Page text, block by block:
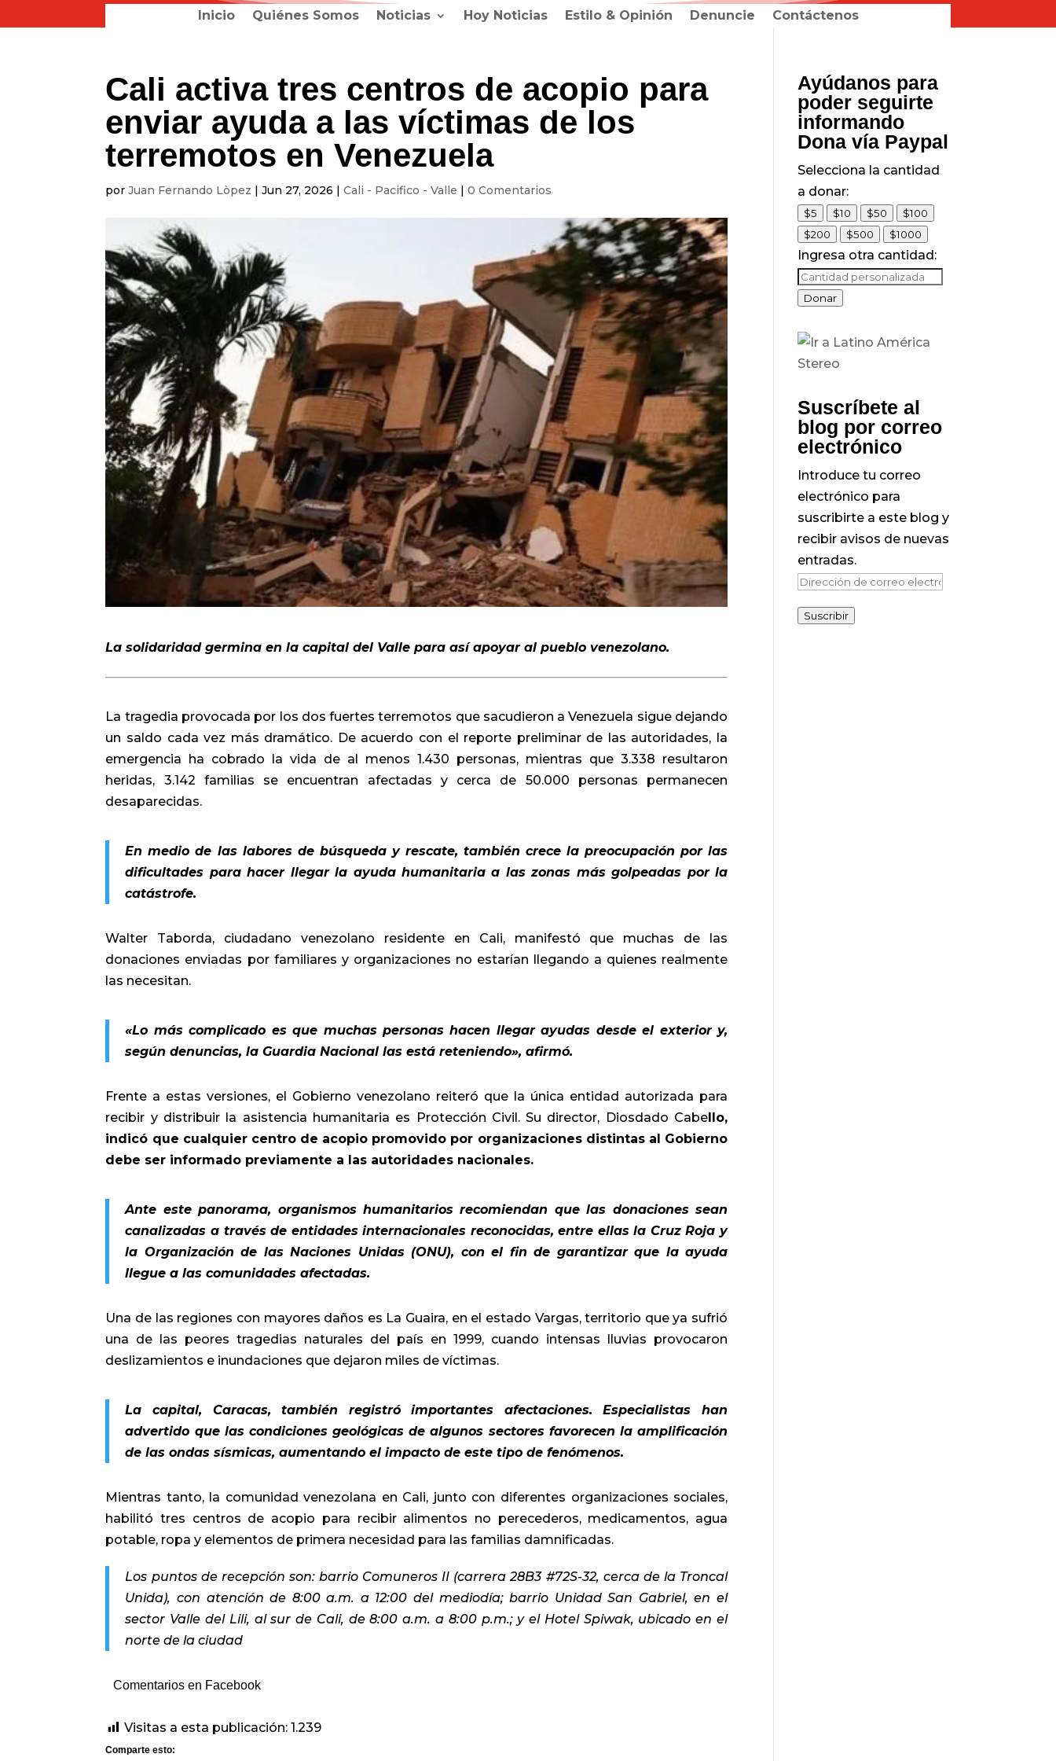
Inicio Quiénes Somos Noticias Hoy Noticias Estilo & Opinión Denuncie Contáctenos
Cali activa tres centros de acopio para
enviar ayuda a las víctimas de los
terremotos en Venezuela
porJuan Fernando Lòpez |Jun 27, 2026 |Cali - Pacifico - Valle |0 Comentarios
La solidaridad germina en la capital del Valle para así apoyar al pueblo venezolano.
La tragedia provocada por los dos fuertes terremotos que sacudieron a Venezuela sigue dejando
un saldo cada vez más dramático. De acuerdo con el reporte preliminar de las autoridades, la
emergencia ha cobrado la vida de al menos 1.430 personas, mientras que 3.338 resultaron
heridas, 3.142 familias se encuentran afectadas y cerca de 50.000 personas permanecen
desaparecidas.
En medio de las labores de búsqueda y rescate, también crece la preocupación por las
dificultades para hacer llegar la ayuda humanitaria a las zonas más golpeadas por la
catástrofe.
Walter Taborda, ciudadano venezolano residente en Cali, manifestó que muchas de las
donaciones enviadas por familiares y organizaciones no estarían llegando a quienes realmente
las necesitan.
«Lo más complicado es que muchas personas hacen llegar ayudas desde el exterior y,
según denuncias, la Guardia Nacional las está reteniendo», afirmó.
Frente a estas versiones, el Gobierno venezolano reiteró que la única entidad autorizada para
recibir y distribuir la asistencia humanitaria es Protección Civil. Su director, Diosdado Cabello,
indicó que cualquier centro de acopio promovido por organizaciones distintas al Gobierno
debe ser informado previamente a las autoridades nacionales.
Ante este panorama, organismos humanitarios recomiendan que las donaciones sean
canalizadas a través de entidades internacionales reconocidas, entre ellas la Cruz Roja y
la Organización de las Naciones Unidas (ONU), con el fin de garantizar que la ayuda
llegue a las comunidades afectadas.
Una de las regiones con mayores daños es La Guaira, en el estado Vargas, territorio que ya sufrió
una de las peores tragedias naturales del país en 1999, cuando intensas lluvias provocaron
deslizamientos e inundaciones que dejaron miles de víctimas.
La capital, Caracas, también registró importantes afectaciones. Especialistas han
advertido que las condiciones geológicas de algunos sectores favorecen la amplificación
de las ondas sísmicas, aumentando el impacto de este tipo de fenómenos.
Mientras tanto, la comunidad venezolana en Cali, junto con diferentes organizaciones sociales,
habilitó tres centros de acopio para recibir alimentos no perecederos, medicamentos, agua
potable, ropa y elementos de primera necesidad para las familias damnificadas.
Los puntos de recepción son: barrio Comuneros II (carrera 28B3 #72S-32, cerca de la Troncal
Unida), con atención de 8:00 a.m. a 12:00 del mediodía; barrio Unidad San Gabriel, en el
sector Valle del Lili, al sur de Cali, de 8:00 a.m. a 8:00 p.m.; y el Hotel Spiwak, ubicado en el
norte de la ciudad
Comentarios en Facebook
Visitas a esta publicación: 1.239
Comparte esto:
Ayúdanos para
poder seguirte
informando
Dona vía Paypal
Selecciona la cantidad
a donar:
$5 $10 $50
$100
$200
$500 $1000
Ingresa otra cantidad:
Donar
Suscríbete al
blog por correo
electrónico
Introduce tu correo
electrónico para
suscribirte a este blog y
recibir avisos de nuevas
entradas.
Dirección
correo
Suscribir